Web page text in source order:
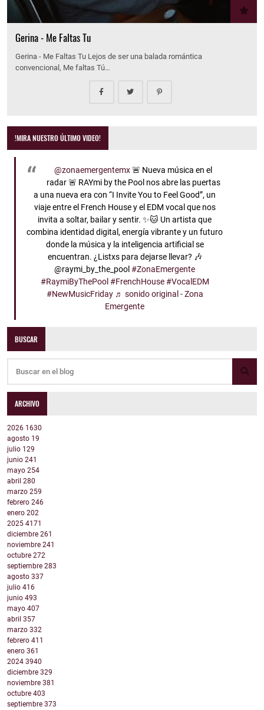
Gerina - Me Faltas Tu
Gerina - Me Faltas Tu Lejos de ser una balada romántica
convencional, Me faltas Tú…
!MIRA NUESTRO ÚLTIMO VIDEO!
@zonaemergentemx🚨 Nueva música en el
radar 🚨 RAYmi by the Pool nos abre las puertas
a una nueva era con “I Invite You to Feel Good”, un
viaje entre el French House y el EDM vocal que nos
invita a soltar, bailar y sentir. ✨🐱 Un artista que
combina identidad digital, energía vibrante y un futuro
donde la música y la inteligencia artificial se
encuentran. ¿Listxs para dejarse llevar? 🎶
@raymi_by_the_pool#ZonaEmergente
#RaymiByThePool #FrenchHouse #VocalEDM
#NewMusicFriday ♬ sonido original - Zona
Emergente
BUSCAR
ARCHIVO
2026 1630
agosto 19
julio 129
junio 241
mayo 254
abril 280
marzo 259
febrero 246
enero 202
2025 4171
diciembre 261
noviembre 241
octubre 272
septiembre 283
agosto 337
julio 416
junio 493
mayo 407
abril 357
marzo 332
febrero 411
enero 361
2024 3940
diciembre 329
noviembre 381
octubre 403
septiembre 373